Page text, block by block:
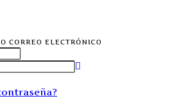
CORREO ELECTRÓNICO